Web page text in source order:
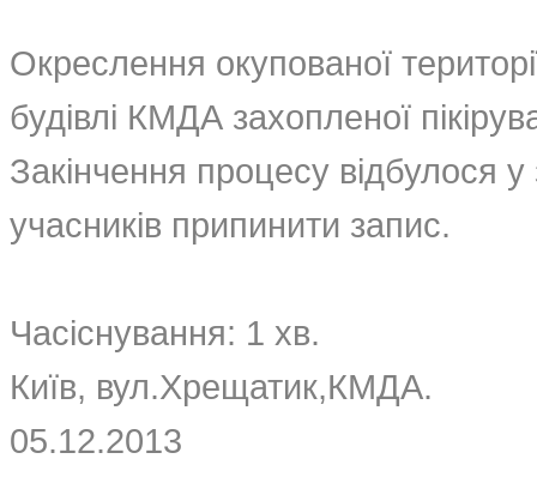
Окреслення окупованої
будівлі КМДА захопленої
Закінчення процесу відбулося
учасників припинити запис.
Часіснування: 1 хв.
Київ, вул.Хрещатик,КМДА.
05.12.2013